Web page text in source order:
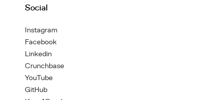
Social
Instagram
Facebook
Linkedin
Crunchbase
YouTube
GitHub